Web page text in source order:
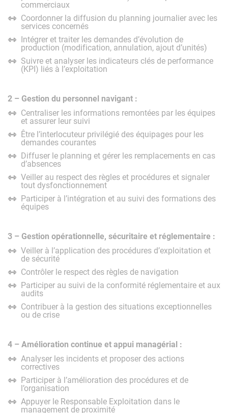
commerciaux
Coordonner la diffusion du planning journalier avec les
services concernés
Intégrer et traiter les demandes d’évolution de
production (modification, annulation, ajout d’unités)
Suivre et analyser les indicateurs clés de performance
(KPI) liés à l’exploitation
2 – Gestion du personnel navigant :
Centraliser les informations remontées par les équipes
et assurer leur suivi
Être l’interlocuteur privilégié des équipages pour les
demandes courantes
Diffuser le planning et gérer les remplacements en cas
d’absences
Veiller au respect des règles et procédures et signaler
tout dysfonctionnement
Participer à l’intégration et au suivi des formations des
équipes
3 – Gestion opérationnelle, sécuritaire et réglementaire :
Veiller à l’application des procédures d’exploitation et
de sécurité
Contrôler le respect des règles de navigation
Participer au suivi de la conformité réglementaire et aux
audits
Contribuer à la gestion des situations exceptionnelles
ou de crise
4 – Amélioration continue et appui managérial :
Analyser les incidents et proposer des actions
correctives
Participer à l’amélioration des procédures et de
l’organisation
Appuyer le Responsable Exploitation dans le
management de proximité